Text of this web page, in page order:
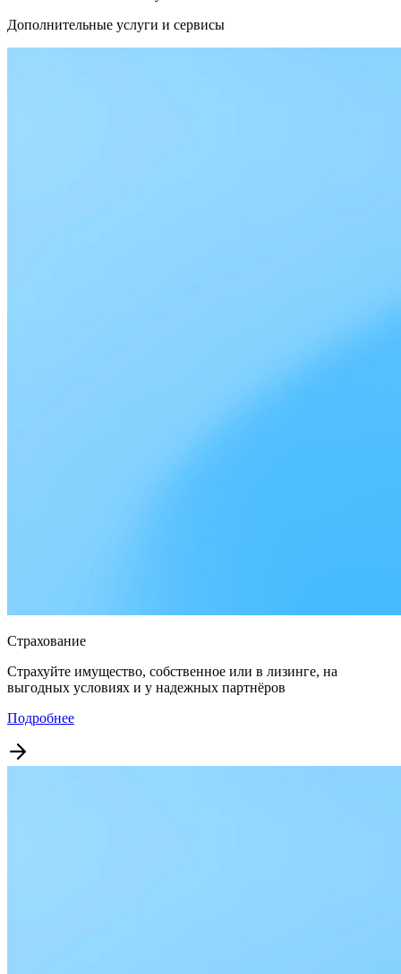
Дополнительные услуги и сервисы
Страхование
Страхуйте имущество, собственное или в лизинге, на
выгодных условиях и у надежных партнёров
Подробнее